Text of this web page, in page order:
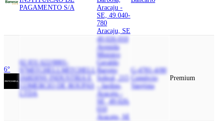
PAGAMENTO S/A
Aracaju -
SE, 49.040-
780
Aracaju, SE
6°
02.831.622/0001-
MITCHELL MITCHELL
JARDINS INDUSTRIA E
COMERCIO DE ROUPAS
49.026-010
Avenida
Ministro
Geraldo
Barreto
Sobral, 215
- Jardins,
Aracaju -
SE, 49.026-
010
Aracaju, SE
G-4781-4/00
Comércio
Varejista
Premium